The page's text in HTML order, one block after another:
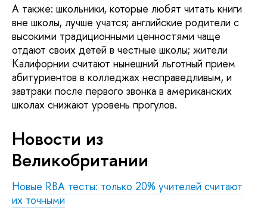
А также: школьники, которые любят читать книги
вне школы, лучше учатся; английские родители с
высокими традиционными ценностями чаще
отдают своих детей в честные школы; жители
Калифорнии считают нынешний льготный прием
абитуриентов в колледжах несправедливым, и
завтраки после первого звонка в американских
школах снижают уровень прогулов.
Новости из
Великобритании
Новые RBA тесты: только 20% учителей считают
их точными